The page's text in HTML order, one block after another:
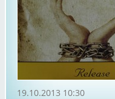
19.10.2013 10:30